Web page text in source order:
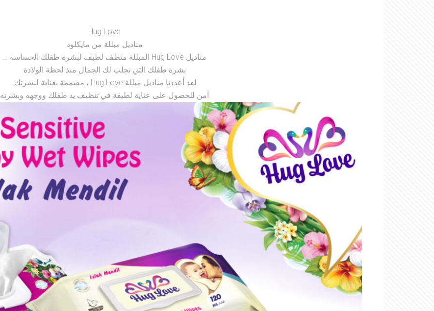
Hug Love
مناديل مبللة من مايكلود
مناديل Hug Love المبللة منظف لطيف لبشرة طفلك الحساسة …
بشرة طفلك التي تجلب لك الجمال منذ لحظة الولادة
لقد أعددنا مناديل مبللة Hug Love ، مصممة بعناية لبشرتك.
آمن للحصول على عناية لطيفة في تنظيف يد طفلك ووجهه وبشرته